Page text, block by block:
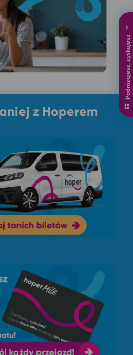
Podróżujesz, zyskujesz
z Hoperem